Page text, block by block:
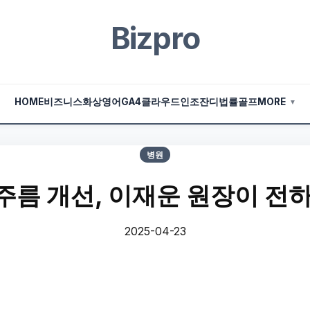
Bizpro
HOME비즈니스화상영어 GA4클라우드인조잔디 법률골프MORE ▼
병원
름 개선, 이재운 원장이 전
2025-04-23